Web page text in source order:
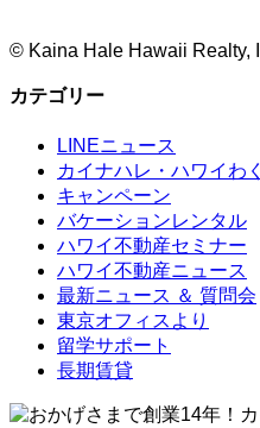
© Kaina Hale Hawaii Realty,
カテゴリー
LINEニュース
カイナハレ・ハワイわ
キャンペーン
バケーションレンタル
ハワイ不動産セミナー
ハワイ不動産ニュース
最新ニュース ＆ 質問会
東京オフィスより
留学サポート
長期賃貸